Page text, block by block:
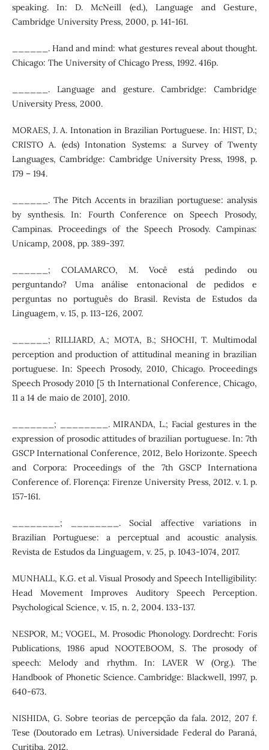
speaking. In: D. McNeill (ed.), Language and Gesture,
Cambridge University Press, 2000, p. 141-161.
______. Hand and mind: what gestures reveal about thought.
Chicago: The University of Chicago Press, 1992. 416p.
______. Language and gesture. Cambridge: Cambridge
University Press, 2000.
MORAES, J. A. Intonation in Brazilian Portuguese. In: HIST, D.;
CRISTO A. (eds) Intonation Systems: a Survey of Twenty
Languages, Cambridge: Cambridge University Press, 1998, p.
179 – 194.
______. The Pitch Accents in brazilian portuguese: analysis
by synthesis. In: Fourth Conference on Speech Prosody,
Campinas. Proceedings of the Speech Prosody. Campinas:
Unicamp, 2008, pp. 389-397.
______; COLAMARCO, M. Você está pedindo ou
perguntando? Uma análise entonacional de pedidos e
perguntas no português do Brasil. Revista de Estudos da
Linguagem, v. 15, p. 113-126, 2007.
______; RILLIARD, A.; MOTA, B.; SHOCHI, T. Multimodal
perception and production of attitudinal meaning in brazilian
portuguese. In: Speech Prosody, 2010, Chicago. Proceedings
Speech Prosody 2010 [5 th International Conference, Chicago,
11 a 14 de maio de 2010], 2010.
_______; ________. MIRANDA, L.; Facial gestures in the
expression of prosodic attitudes of brazilian portuguese. In: 7th
GSCP International Conference, 2012, Belo Horizonte. Speech
and Corpora: Proceedings of the 7th GSCP Internationa
Conference of. Florença: Firenze University Press, 2012. v. 1. p.
157-161.
________; ________. Social affective variations in
Brazilian Portuguese: a perceptual and acoustic analysis.
Revista de Estudos da Linguagem, v. 25, p. 1043-1074, 2017.
MUNHALL, K.G. et al. Visual Prosody and Speech Intelligibility:
Head Movement Improves Auditory Speech Perception.
Psychological Science, v. 15, n. 2, 2004. 133-137.
NESPOR, M.; VOGEL, M. Prosodic Phonology. Dordrecht: Foris
Publications, 1986 apud NOOTEBOOM, S. The prosody of
speech: Melody and rhythm. In: LAVER W (Org.). The
Handbook of Phonetic Science. Cambridge: Blackwell, 1997, p.
640-673.
NISHIDA, G. Sobre teorias de percepção da fala. 2012, 207 f.
Tese (Doutorado em Letras). Universidade Federal do Paraná,
Curitiba, 2012.